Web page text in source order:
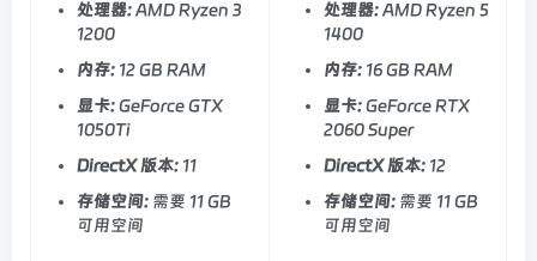
处理器:AMD Ryzen 3
1200
内存: 12 GB RAM
显卡:GeForce GTX
1050Ti
DirectX 版本: 11
存储空间: 需要 11 GB
可用空间
处理器:AMD Ryzen 5
1400
内存: 16 GB RAM
显卡:GeForce RTX
2060 Super
DirectX 版本: 12
存储空间: 需要 11 GB
可用空间